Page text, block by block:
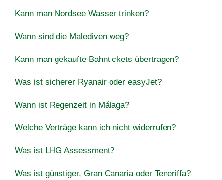
Kann man Nordsee Wasser trinken?
Wann sind die Malediven weg?
Kann man gekaufte Bahntickets übertragen?
Was ist sicherer Ryanair oder easyJet?
Wann ist Regenzeit in Málaga?
Welche Verträge kann ich nicht widerrufen?
Was ist LHG Assessment?
Was ist günstiger, Gran Canaria oder Teneriffa?